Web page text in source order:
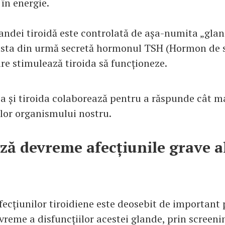
energie.
tiroidă este controlată de așa-numita
din urmă secretă hormonul TSH (Hormon
stimulează tiroida să funcționeze.
și tiroida colaborează pentru a răspunde cât
organismului nostru.
devreme afecțiunile grave
tiroidiene este deosebit de important
a disfuncțiilor acestei glande, prin